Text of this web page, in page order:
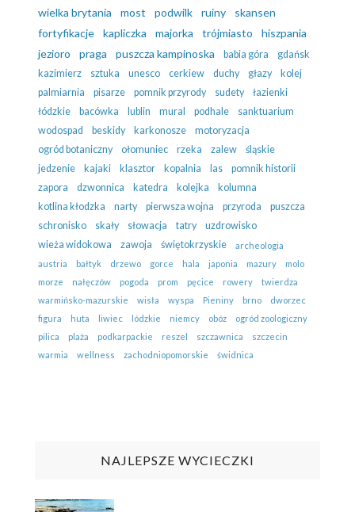
wielka brytania
most podwilk ruiny
skansen
fortyfikacje
kapliczka majorka trójmiasto
hiszpania
jezioro
praga puszcza kampinoska babia góra
gdańsk
kazimierz
sztuka unesco cerkiew duchy głazy
kolej
palmiarnia
pisarze pomnik przyrody sudety
łazienki
łódzkie
bacówka lublin mural podhale
sanktuarium
wodospad
beskidy karkonosze
motoryzacja
ogród botaniczny
ołomuniec rzeka zalew
śląskie
jedzenie
kajaki klasztor kopalnia las
pomnik historii
zapora
dzwonnica katedra kolejka
kolumna
kotlina kłodzka
narty pierwsza wojna przyroda
puszcza
schronisko
skały słowacja tatry
uzdrowisko
wieża widokowa
zawoja świętokrzyskie
archeologia
austria
bałtyk drzewo gorce hala japonia mazury
molo
morze
nałęczów pogoda prom pęcice rowery
twierdza
warmińsko-mazurskie
wisła wyspa Pieniny brno
dworzec
figura
huta liwiec lódzkie niemcy obóz
ogród zoologiczny
pilica
plaża podkarpackie reszel szczawnica
szczecin
warmia
wellness zachodniopomorskie świdnica
NAJLEPSZE WYCIECZKI